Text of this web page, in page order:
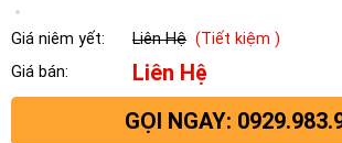
Giá niêm yết: Liên Hệ (Tiết kiệm )
Giá bán:
Liên Hệ
GỌI NGAY: